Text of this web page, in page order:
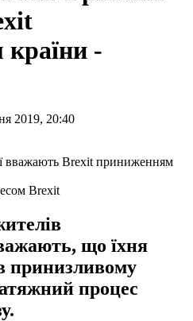
-
2019, 20:40
Brexit
що їхня
принизливому
процес